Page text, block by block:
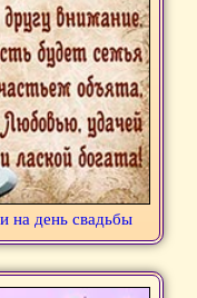
на день свадьбы